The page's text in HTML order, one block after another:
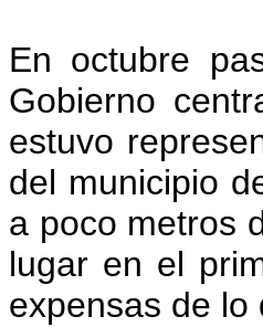
En octubre
Gobierno
estuvo
del municipio
a poco metros
lugar en el
expensas de lo